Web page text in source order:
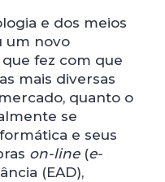
e dos meios
um novo
fez com que
mais diversas
quanto o
se
e seus
on-line(e-
(EAD),